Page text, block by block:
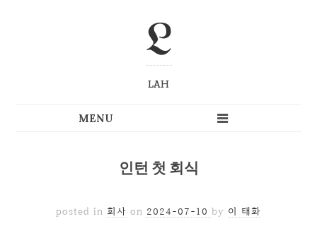
L
LAH
인턴 첫 회식
posted in 회사 on 2024-07-10 by 이 태화